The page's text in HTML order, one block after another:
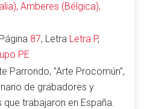
Amberes (Bélgica),
87, Letra Letra P,
PE
Parrondo, "Arte Procomún",
de grabadores y
que trabajaron en España.